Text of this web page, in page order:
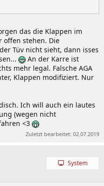
das die Klappen im
offen stehen. Die
Tüv nicht sieht, dann isses
An der Karre ist
mehr legal. Falsche AGA
Klappen modifiziert. Nur
Ich will auch ein lautes
(wegen nicht
<3
Zuletzt bearbeitet: 02.07.2019
System